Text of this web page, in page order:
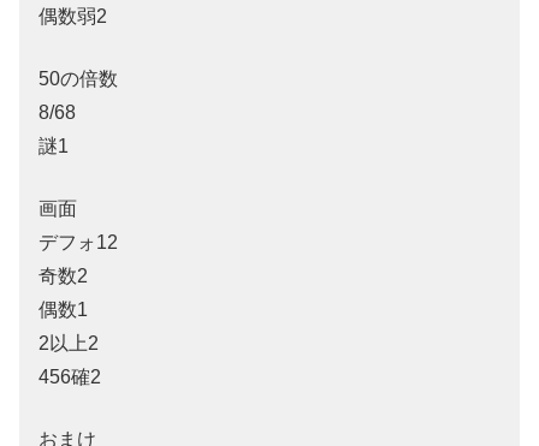
偶数弱2
50の倍数
8/68
謎1
画面
デフォ12
奇数2
偶数1
2以上2
456確2
おまけ